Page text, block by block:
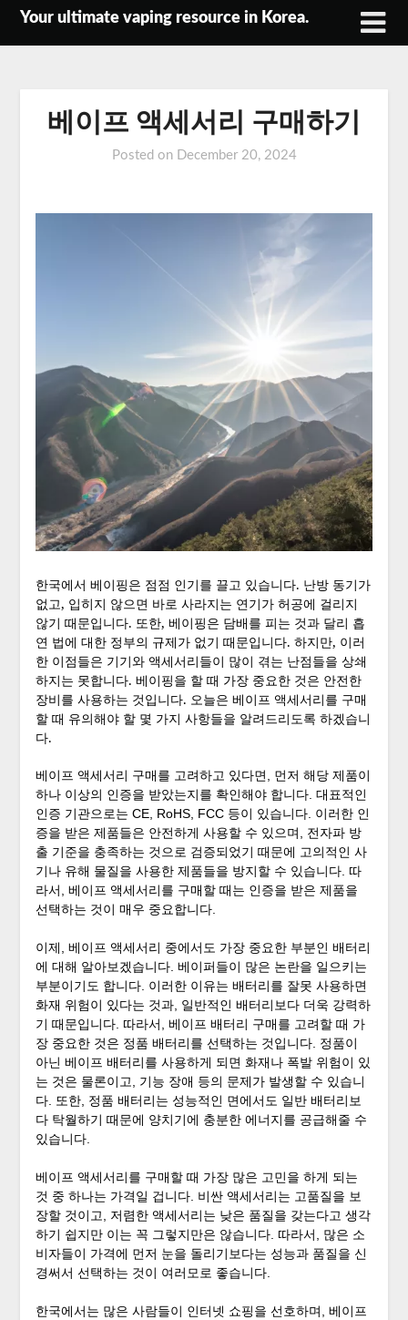
SkipYour ultimate vaping resource in Korea.
베이프 액세서리 구매하기
Posted on December 20, 2024
한국에서 베이핑은 점점 인기를 끌고 있습니다. 난방 동기가
없고, 입히지 않으면 바로 사라지는 연기가 허공에 걸리지
않기 때문입니다. 또한, 베이핑은 담배를 피는 것과 달리 흡
연 법에 대한 정부의 규제가 없기 때문입니다. 하지만, 이러
한 이점들은 기기와 액세서리들이 많이 겪는 난점들을 상쇄
하지는 못합니다. 베이핑을 할 때 가장 중요한 것은 안전한
장비를 사용하는 것입니다. 오늘은 베이프 액세서리를 구매
할 때 유의해야 할 몇 가지 사항들을 알려드리도록 하겠습니
다.
베이프 액세서리 구매를 고려하고 있다면, 먼저 해당 제품이
하나 이상의 인증을 받았는지를 확인해야 합니다. 대표적인
인증 기관으로는 CE, RoHS, FCC 등이 있습니다. 이러한 인
증을 받은 제품들은 안전하게 사용할 수 있으며, 전자파 방
출 기준을 충족하는 것으로 검증되었기 때문에 고의적인 사
기나 유해 물질을 사용한 제품들을 방지할 수 있습니다. 따
라서, 베이프 액세서리를 구매할 때는 인증을 받은 제품을
선택하는 것이 매우 중요합니다.
이제, 베이프 액세서리 중에서도 가장 중요한 부분인 배터리
에 대해 알아보겠습니다. 베이퍼들이 많은 논란을 일으키는
부분이기도 합니다. 이러한 이유는 배터리를 잘못 사용하면
화재 위험이 있다는 것과, 일반적인 배터리보다 더욱 강력하
기 때문입니다. 따라서, 베이프 배터리 구매를 고려할 때 가
장 중요한 것은 정품 배터리를 선택하는 것입니다. 정품이
아닌 베이프 배터리를 사용하게 되면 화재나 폭발 위험이 있
는 것은 물론이고, 기능 장애 등의 문제가 발생할 수 있습니
다. 또한, 정품 배터리는 성능적인 면에서도 일반 배터리보
다 탁월하기 때문에 양치기에 충분한 에너지를 공급해줄 수
있습니다.
베이프 액세서리를 구매할 때 가장 많은 고민을 하게 되는
것 중 하나는 가격일 겁니다. 비싼 액세서리는 고품질을 보
장할 것이고, 저렴한 액세서리는 낮은 품질을 갖는다고 생각
하기 쉽지만 이는 꼭 그렇지만은 않습니다. 따라서, 많은 소
비자들이 가격에 먼저 눈을 돌리기보다는 성능과 품질을 신
경써서 선택하는 것이 여러모로 좋습니다.
한국에서는 많은 사람들이 인터넷 쇼핑을 선호하며, 베이프